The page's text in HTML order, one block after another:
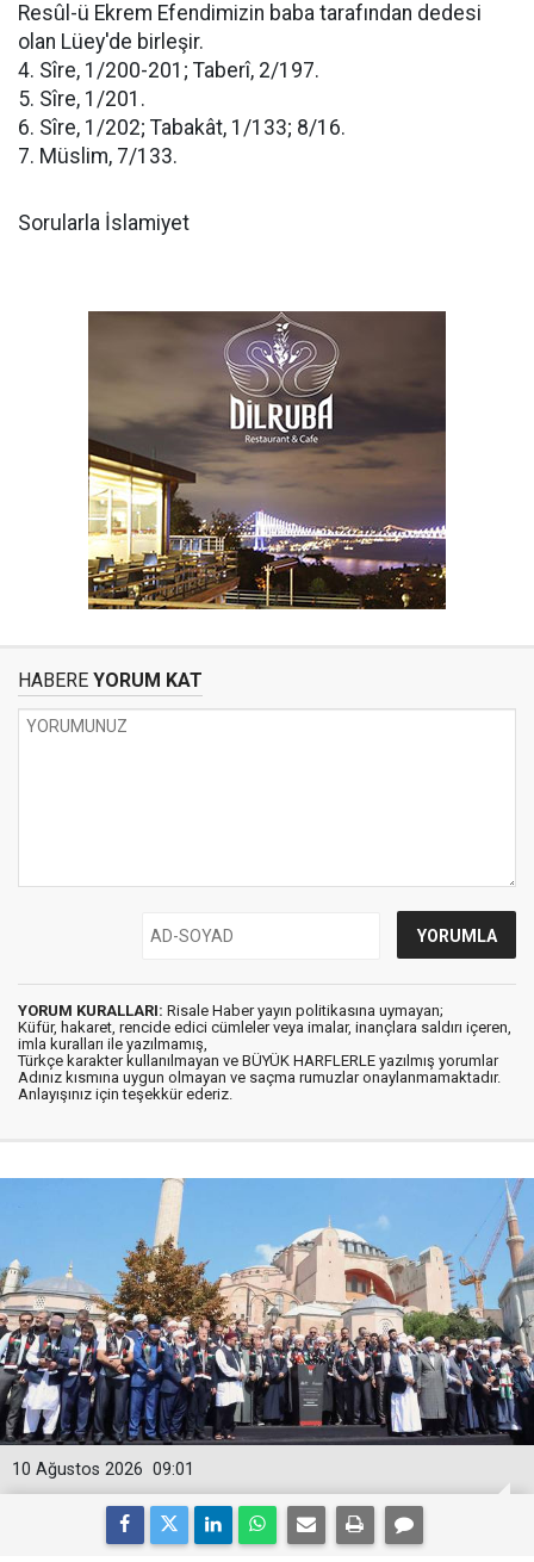
Resûl-ü Ekrem Efendimizin baba tarafından dedesi
olan Lüey'de birleşir.
4. Sîre, 1/200-201; Taberî, 2/197.
5. Sîre, 1/201.
6. Sîre, 1/202; Tabakât, 1/133; 8/16.
7. Müslim, 7/133.
Sorularla İslamiyet
HABERE YORUM KAT
YORUM KURALLARI: Risale Haber yayın politikasına uymayan;
Küfür, hakaret, rencide edici cümleler veya imalar, inançlara saldırı içeren,
imla kuralları ile yazılmamış,
Türkçe karakter kullanılmayan ve BÜYÜK HARFLERLE yazılmış yorumlar
Adınız kısmına uygun olmayan ve saçma rumuzlar onaylanmamaktadır.
Anlayışınız için teşekkür ederiz.
09:01
10 Ağustos 2026